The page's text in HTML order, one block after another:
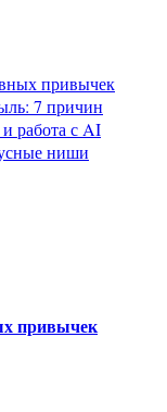
привычек
7 причин
работа с AI
ниши
привычек